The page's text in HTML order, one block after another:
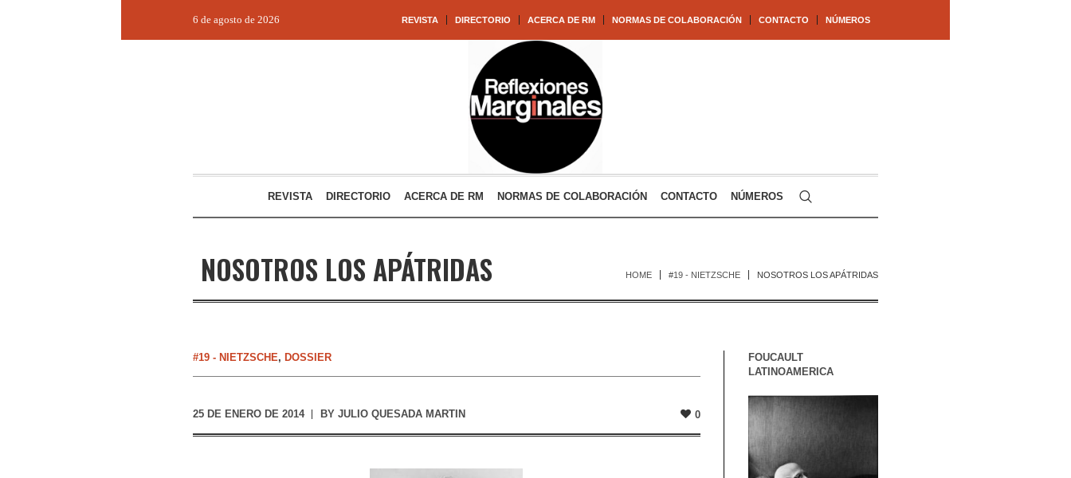
REVISTA DIRECTORIO ACERCA DE RM NORMAS DE COLABORACIÓN CONTACTO NÚMEROS
6 de agosto de 2026
REVISTA DIRECTORIO ACERCA DE RM NORMAS DE COLABORACIÓN CONTACTO NÚMEROS
NOSOTROS LOS APÁTRIDAS HOME #19 - NIETZSCHE NOSOTROS LOS APÁTRIDAS
#19 - NIETZSCHE, DOSSIER
25 DE ENERO DE 2014 BY JULIO QUESADA MARTIN 0
FOUCAULT
LATINOAMERICA